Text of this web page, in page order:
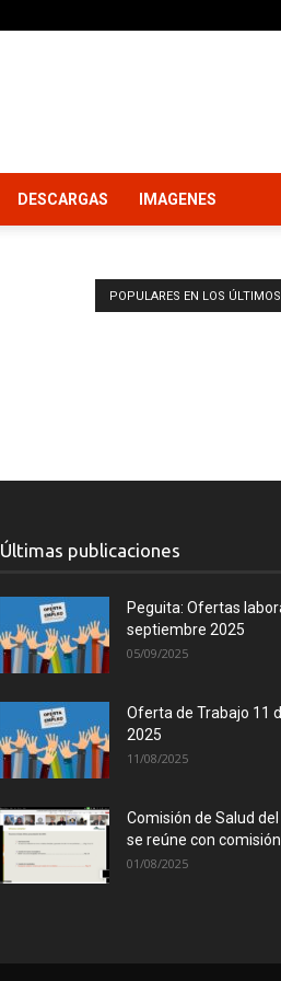
DESCARGAS IMAGENES
POPULARES EN LOS
Últimas publicaciones
Peguita: Ofertas
septiembre 2025
05/09/2025
Oferta de Trabajo 11
2025
11/08/2025
Comisión de Salud
se reúne con comisión
01/08/2025